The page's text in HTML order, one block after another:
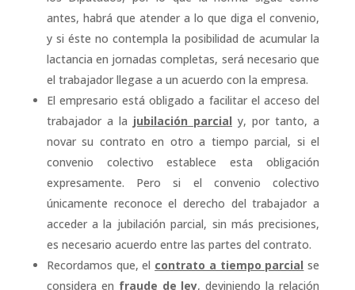
antes, habrá que atender a lo que diga el convenio,
y si éste no contempla la posibilidad de acumular la
lactancia en jornadas completas, será necesario que
el trabajador llegase a un acuerdo con la empresa.
El empresario está obligado a facilitar el acceso del
trabajador a la jubilación parcial y, por tanto, a
novar su contrato en otro a tiempo parcial, si el
convenio colectivo establece esta obligación
expresamente. Pero si el convenio colectivo
únicamente reconoce el derecho del trabajador a
acceder a la jubilación parcial, sin más precisiones,
es necesario acuerdo entre las partes del contrato.
Recordamos que, el contrato a tiempo parcial se
considera en fraude de ley, deviniendo la relación